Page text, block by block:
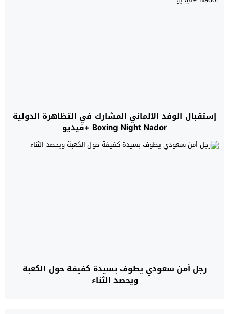
إستقبال الوفد الآلماني المشارك في التظاهرة الدولية
Boxing Night Nador +فيديو
رجل أمن سعودي يطوف بسيدة كفيفة حول الكعبة
ويحصد الثناء